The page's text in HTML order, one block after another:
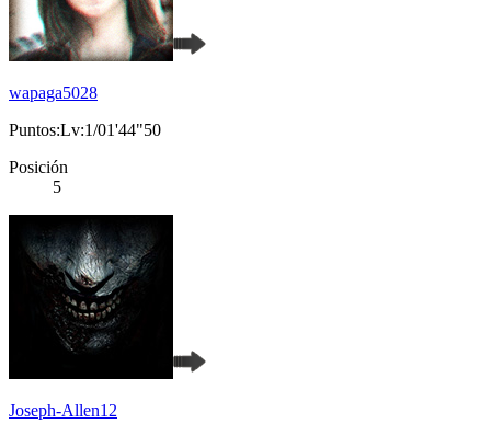
wapaga5028
Puntos:Lv:1/01'44"50
Posición
5
Joseph-Allen12